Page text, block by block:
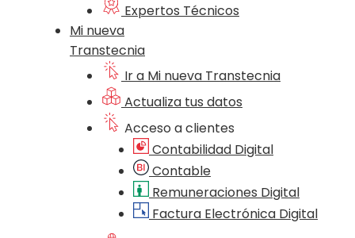
Expertos Técnicos
Mi nueva
Transtecnia
Ir a Mi nueva Transtecnia
Actualiza tus datos
Acceso a clientes
Contabilidad Digital
Contable
Remuneraciones Digital
Factura Electrónica Digital